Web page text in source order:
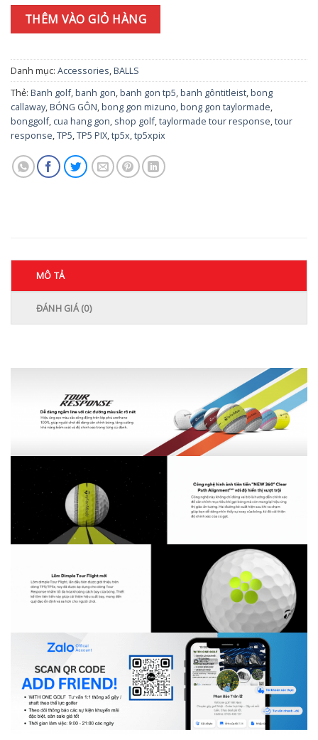
THÊM VÀO GIỎ HÀNG
Danh mục: Accessories,BALLS
Thẻ: Banh golf,banh gon,banh gon tp5,banh gôntitleist,bong
callaway,BÓNG GÔN,bong gon mizuno,bong gon taylormade,
bonggolf, cua hang gon, shop golf,taylormade tour response,tour
response,TP5,TP5 PIX,tp5x,tp5xpix
MÔ TẢ
ĐÁNH GIÁ (0)